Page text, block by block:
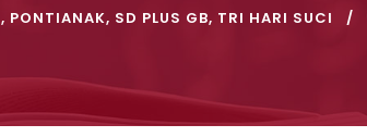
, PONTIANAK, SD PLUS GB, TRI HARI SUCI